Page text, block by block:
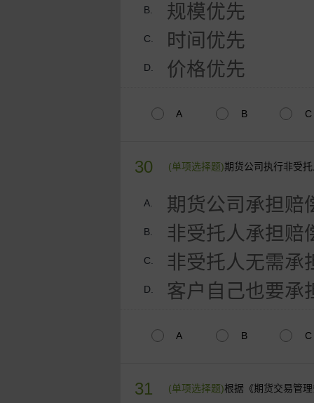
B. 规模优先
C. 时间优先
D. 价格优先
A B C
30 (单项选择题)期货公司执行非受
A. 期货公司承担赔
B. 非受托人承担赔
C. 非受托人无需承
D. 客户自己也要承
A B C
31 (单项选择题)根据《期货交易管